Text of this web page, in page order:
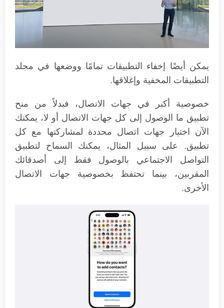
يمكن أيضًا إخفاء التطبيقات تمامًا ووضعها في مجلد
التطبيقات المخفية وإغلاقها.
خصوصية أكبر في جهات الاتصال، فبدلاً من منح
تطبيق ما الوصول إلى كل جهات الاتصال أو لا، يمكنك
الآن اختيار جهات اتصال محددة لمشاركتها مع كل
تطبيق. على سبيل المثال، يمكنك السماح لتطبيق
التواصل الاجتماعي بالوصول فقط إلى أصدقائك
المقربين، بينما تحتفظ بخصوصية جهات الاتصال
الأخرى.